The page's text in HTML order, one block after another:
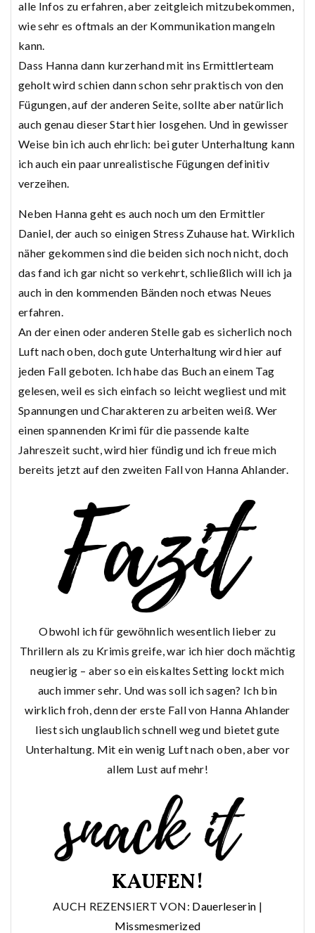
alle Infos zu erfahren, aber zeitgleich mitzubekommen,
wie sehr es oftmals an der Kommunikation mangeln
kann.
Dass Hanna dann kurzerhand mit ins Ermittlerteam
geholt wird schien dann schon sehr praktisch von den
Fügungen, auf der anderen Seite, sollte aber natürlich
auch genau dieser Start hier losgehen. Und in gewisser
Weise bin ich auch ehrlich: bei guter Unterhaltung kann
ich auch ein paar unrealistische Fügungen definitiv
verzeihen.
Neben Hanna geht es auch noch um den Ermittler
Daniel, der auch so einigen Stress Zuhause hat. Wirklich
näher gekommen sind die beiden sich noch nicht, doch
das fand ich gar nicht so verkehrt, schließlich will ich ja
auch in den kommenden Bänden noch etwas Neues
erfahren.
An der einen oder anderen Stelle gab es sicherlich noch
Luft nach oben, doch gute Unterhaltung wird hier auf
jeden Fall geboten. Ich habe das Buch an einem Tag
gelesen, weil es sich einfach so leicht wegliest und mit
Spannungen und Charakteren zu arbeiten weiß. Wer
einen spannenden Krimi für die passende kalte
Jahreszeit sucht, wird hier fündig und ich freue mich
bereits jetzt auf den zweiten Fall von Hanna Ahlander.
Obwohl ich für gewöhnlich wesentlich lieber zu
Thrillern als zu Krimis greife, war ich hier doch mächtig
neugierig – aber so ein eiskaltes Setting lockt mich
auch immer sehr. Und was soll ich sagen? Ich bin
wirklich froh, denn der erste Fall von Hanna Ahlander
liest sich unglaublich schnell weg und bietet gute
Unterhaltung. Mit ein wenig Luft nach oben, aber vor
allem Lust auf mehr!
KAUFEN!
AUCH REZENSIERT VON: Dauerleserin |
Missmesmerized